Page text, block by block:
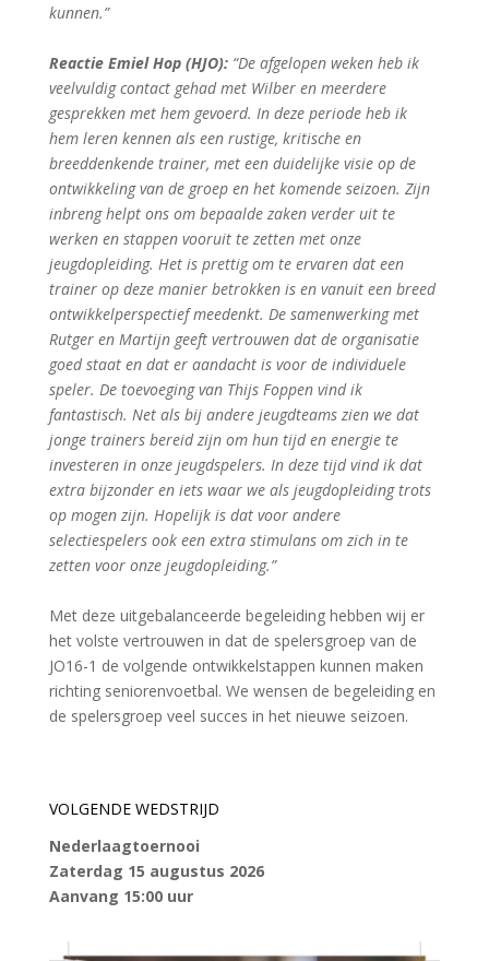
kunnen.”
Reactie Emiel Hop (HJO): “De afgelopen weken heb ik
veelvuldig contact gehad met Wilber en meerdere
gesprekken met hem gevoerd. In deze periode heb ik
hem leren kennen als een rustige, kritische en
breeddenkende trainer, met een duidelijke visie op de
ontwikkeling van de groep en het komende seizoen. Zijn
inbreng helpt ons om bepaalde zaken verder uit te
werken en stappen vooruit te zetten met onze
jeugdopleiding. Het is prettig om te ervaren dat een
trainer op deze manier betrokken is en vanuit een breed
ontwikkelperspectief meedenkt. De samenwerking met
Rutger en Martijn geeft vertrouwen dat de organisatie
goed staat en dat er aandacht is voor de individuele
speler. De toevoeging van Thijs Foppen vind ik
fantastisch. Net als bij andere jeugdteams zien we dat
jonge trainers bereid zijn om hun tijd en energie te
investeren in onze jeugdspelers. In deze tijd vind ik dat
extra bijzonder en iets waar we als jeugdopleiding trots
op mogen zijn. Hopelijk is dat voor andere
selectiespelers ook een extra stimulans om zich in te
zetten voor onze jeugdopleiding.”
Met deze uitgebalanceerde begeleiding hebben wij er
het volste vertrouwen in dat de spelersgroep van de
JO16-1 de volgende ontwikkelstappen kunnen maken
richting seniorenvoetbal. We wensen de begeleiding en
de spelersgroep veel succes in het nieuwe seizoen.
VOLGENDE WEDSTRIJD
Nederlaagtoernooi
Zaterdag 15 augustus 2026
Aanvang 15:00 uur